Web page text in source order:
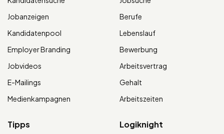
Jobanzeigen
Kandidatenpool
Employer Branding
Jobvideos
E-Mailings
Medienkampagnen
Berufe
Lebenslauf
Bewerbung
Arbeitsvertrag
Gehalt
Arbeitszeiten
Tipps Logiknight